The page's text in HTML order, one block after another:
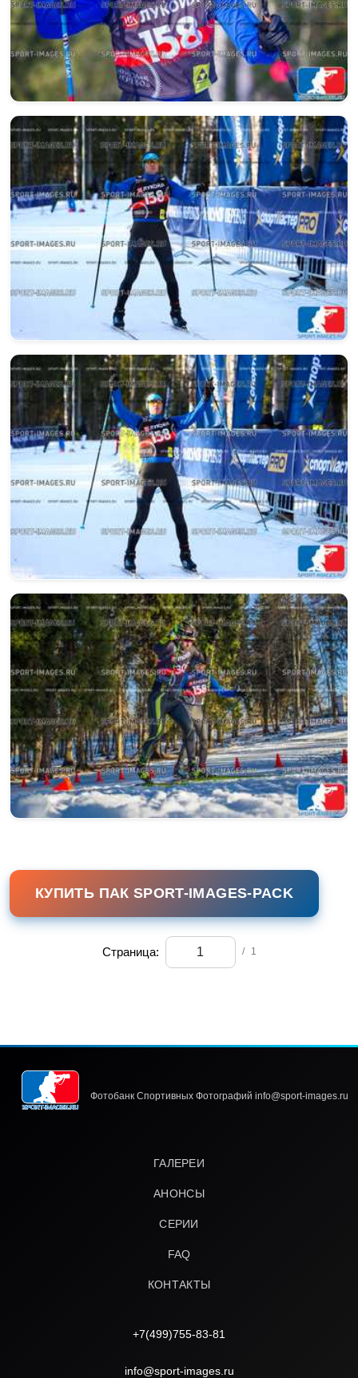
КУПИТЬ ПАК SPORT-IMAGES-PACK
Страница: / 1
Фотобанк Спортивных Фотографий info@sport-images.ru
ГАЛЕРЕИ
АНОНСЫ
СЕРИИ
FAQ
КОНТАКТЫ
+7(499)755-83-81
info@sport-images.ru